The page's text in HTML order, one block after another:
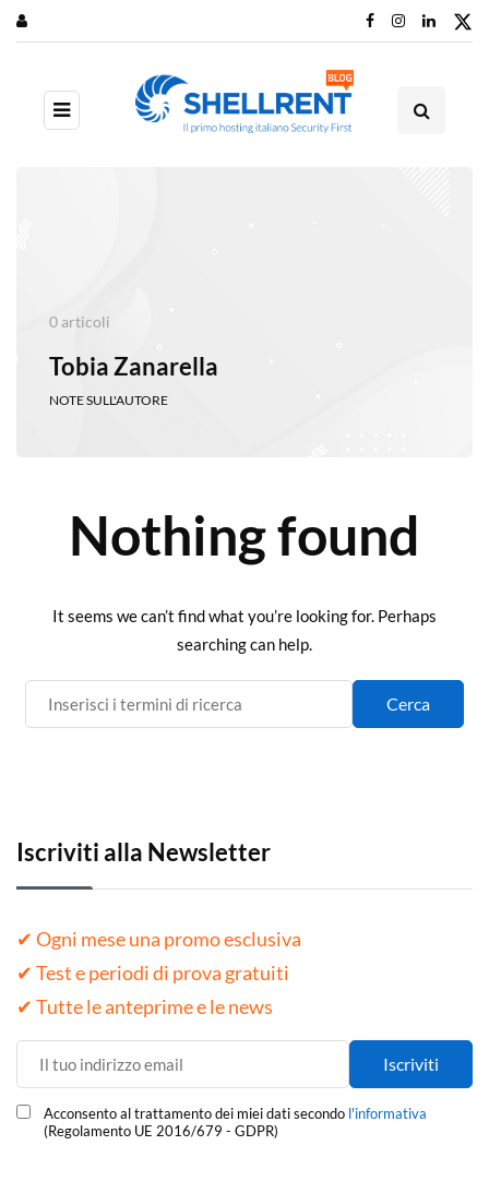
0 articoli
Tobia Zanarella
NOTE SULL'AUTORE
Nothing found
It seems we can’t find what you’re looking for. Perhaps
searching can help.
Iscriviti alla Newsletter
✔ Ogni mese una promo esclusiva
✔ Test e periodi di prova gratuiti
✔ Tutte le anteprime e le news
Acconsento al trattamento dei miei dati secondo l'informativa
(Regolamento UE 2016/679 - GDPR)